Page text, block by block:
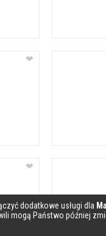
❤
❤
dodatkowe usługi dla
mogą Państwo później